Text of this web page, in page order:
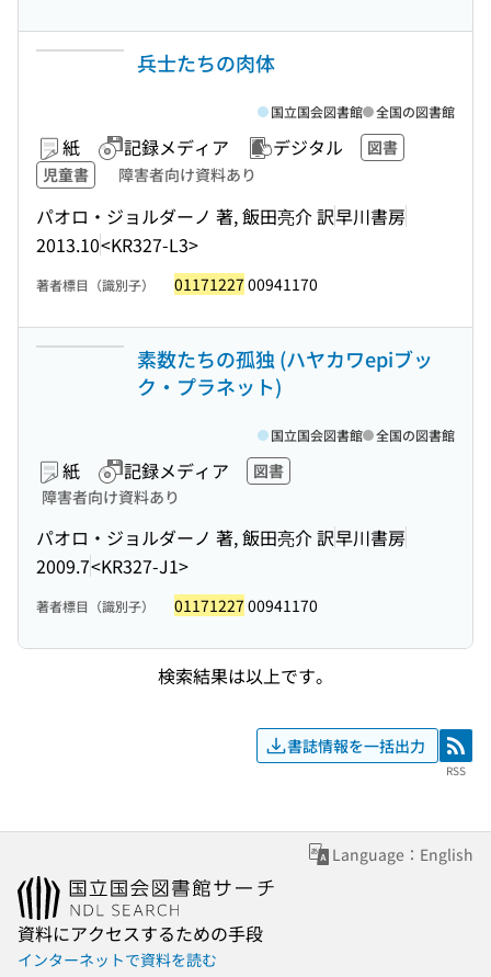
兵士たちの肉体
紙 記録メディア デジタル
図書
児童書
障害者向け資料あり
パオロ・ジョルダーノ 著, 飯田亮介 訳早川書房
2013.10<KR327-L3>
国立国会図書館 全国の図書館
著者標目（識別子） 01171227 00941170
素数たちの孤独 (ハヤカワepiブッ
ク・プラネット)
紙 記録メディア
図書
障害者向け資料あり
パオロ・ジョルダーノ 著, 飯田亮介 訳早川書房
2009.7<KR327-J1>
国立国会図書館 全国の図書館
著者標目（識別子） 01171227 00941170
検索結果は以上です。
書誌情報を一括出力 RSS
RSS
Language：English
資料にアクセスするための手段
インターネットで資料を読む